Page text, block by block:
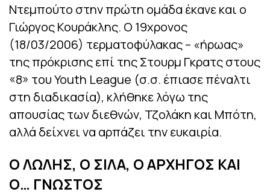
Ντεμπούτο στην πρώτη ομάδα έκανε και ο
Γιώργος Κουράκλης. Ο 19χρονος
(18/03/2006) τερματοφύλακας – «ήρωας»
της πρόκρισης επί της Στουρμ Γκρατς στους
«8» του Youth League (σ.σ. έπιασε πέναλτι
στη διαδικασία), κλήθηκε λόγω της
απουσίας των διεθνών, Τζολάκη και Μπότη,
αλλά δείχνει να αρπάζει την ευκαιρία.
Ο ΛΩΛΗΣ, Ο ΣΙΛΑ, Ο ΑΡΧΗΓΟΣ ΚΑΙ
Ο… ΓΝΩΣΤΟΣ